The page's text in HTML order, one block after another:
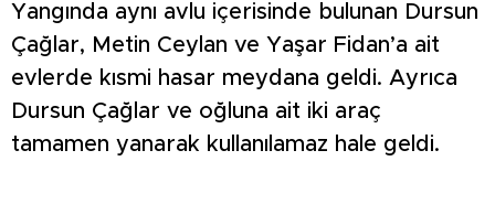
Yangında aynı avlu içerisinde bulunan Dursun
Çağlar, Metin Ceylan ve Yaşar Fidan’a ait
evlerde kısmi hasar meydana geldi. Ayrıca
Dursun Çağlar ve oğluna ait iki araç
tamamen yanarak kullanılamaz hale geldi.